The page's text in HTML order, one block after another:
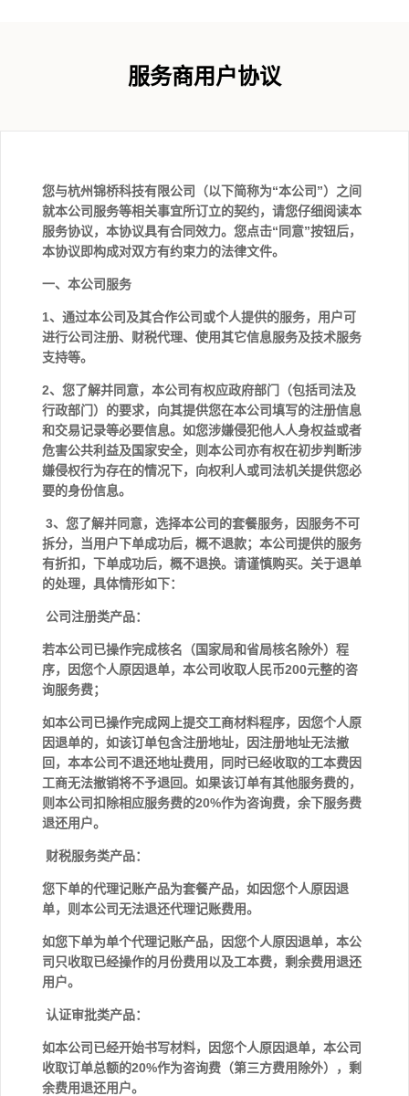
服务商用户协议
您与杭州锦桥科技有限公司（以下简称为“本公司”）之间
就本公司服务等相关事宜所订立的契约，请您仔细阅读本
服务协议，本协议具有合同效力。您点击“同意”按钮后，
本协议即构成对双方有约束力的法律文件。
一、本公司服务
1、通过本公司及其合作公司或个人提供的服务，用户可
进行公司注册、财税代理、使用其它信息服务及技术服务
支持等。
2、您了解并同意，本公司有权应政府部门（包括司法及
行政部门）的要求，向其提供您在本公司填写的注册信息
和交易记录等必要信息。如您涉嫌侵犯他人人身权益或者
危害公共利益及国家安全，则本公司亦有权在初步判断涉
嫌侵权行为存在的情况下，向权利人或司法机关提供您必
要的身份信息。
3、您了解并同意，选择本公司的套餐服务，因服务不可
拆分，当用户下单成功后，概不退款；本公司提供的服务
有折扣，下单成功后，概不退换。请谨慎购买。关于退单
的处理，具体情形如下：
公司注册类产品：
若本公司已操作完成核名（国家局和省局核名除外）程
序，因您个人原因退单，本公司收取人民币200元整的咨
询服务费；
如本公司已操作完成网上提交工商材料程序，因您个人原
因退单的，如该订单包含注册地址，因注册地址无法撤
回，本本公司不退还地址费用，同时已经收取的工本费因
工商无法撤销将不予退回。如果该订单有其他服务费的，
则本公司扣除相应服务费的20%作为咨询费，余下服务费
退还用户。
财税服务类产品：
您下单的代理记账产品为套餐产品，如因您个人原因退
单，则本公司无法退还代理记账费用。
如您下单为单个代理记账产品，因您个人原因退单，本公
司只收取已经操作的月份费用以及工本费，剩余费用退还
用户。
认证审批类产品：
如本公司已经开始书写材料，因您个人原因退单，本公司
收取订单总额的20%作为咨询费（第三方费用除外），剩
余费用退还用户。